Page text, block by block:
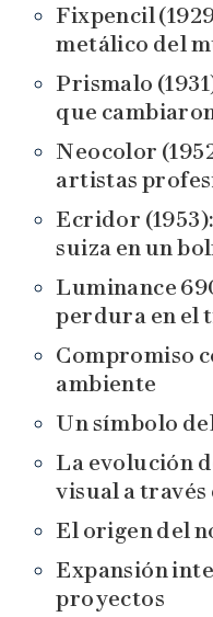
Fixpencil
metálico del
Prismalo
que
Neocolor
artistas
Ecridor
suiza en un
Luminance
perdura en el
Compromiso
ambiente
Un símbolo
La evolución
visual a
El origen del
Expansión
proyectos